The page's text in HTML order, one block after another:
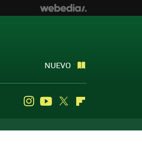
NUEVO
InstagramYoutube
Twitter